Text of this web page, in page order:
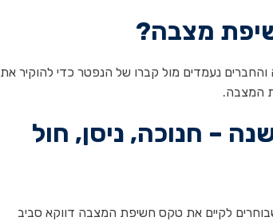
מצבה?
נעמדים מול קברו של הנפטר כדי להוקיר את
המצבה.
– חנוכה, ניסן, חול
30 יום מהפטירה, יש אנשים שבוחרים לקיים את טקס חשיפת המצבה דווקא סביב